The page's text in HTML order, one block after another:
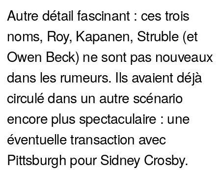
Autre détail fascinant : ces trois
noms, Roy, Kapanen, Struble (et
Owen Beck) ne sont pas nouveaux
dans les rumeurs. Ils avaient déjà
circulé dans un autre scénario
encore plus spectaculaire : une
éventuelle transaction avec
Pittsburgh pour Sidney Crosby.